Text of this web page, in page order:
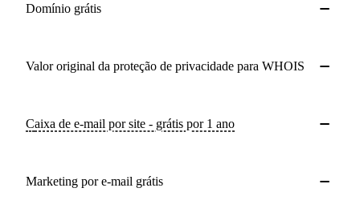
Domínio grátis
Valor original da proteção de privacidade para WHOIS
Caixa de e-mail por site - grátis por 1 ano
Marketing por e-mail grátis